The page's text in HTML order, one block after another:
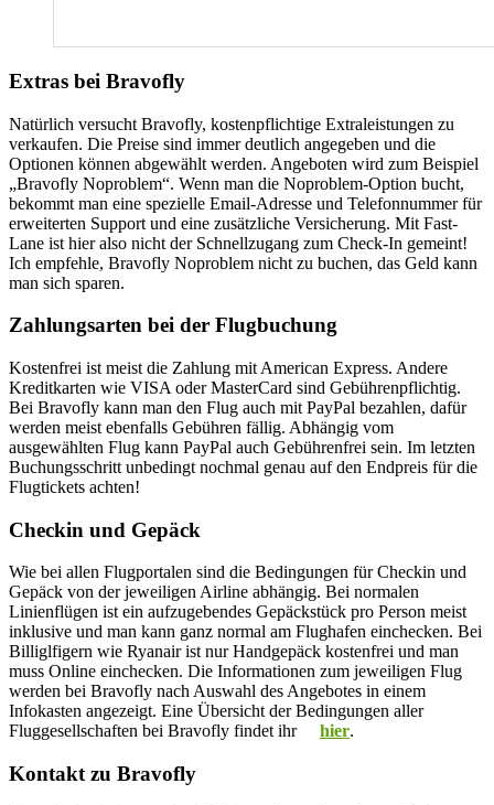
Extras bei Bravofly
Natürlich versucht Bravofly, kostenpflichtige Extraleistungen zu
verkaufen. Die Preise sind immer deutlich angegeben und die
Optionen können abgewählt werden. Angeboten wird zum Beispiel
„Bravofly Noproblem“. Wenn man die Noproblem-Option bucht,
bekommt man eine spezielle Email-Adresse und Telefonnummer für
erweiterten Support und eine zusätzliche Versicherung. Mit Fast-
Lane ist hier also nicht der Schnellzugang zum Check-In gemeint!
Ich empfehle, Bravofly Noproblem nicht zu buchen, das Geld kann
man sich sparen.
Zahlungsarten bei der Flugbuchung
Kostenfrei ist meist die Zahlung mit American Express. Andere
Kreditkarten wie VISA oder MasterCard sind Gebührenpflichtig.
Bei Bravofly kann man den Flug auch mit PayPal bezahlen, dafür
werden meist ebenfalls Gebühren fällig. Abhängig vom
ausgewählten Flug kann PayPal auch Gebührenfrei sein. Im letzten
Buchungsschritt unbedingt nochmal genau auf den Endpreis für die
Flugtickets achten!
Checkin und Gepäck
Wie bei allen Flugportalen sind die Bedingungen für Checkin und
Gepäck von der jeweiligen Airline abhängig. Bei normalen
Linienflügen ist ein aufzugebendes Gepäckstück pro Person meist
inklusive und man kann ganz normal am Flughafen einchecken. Bei
Billiglfigern wie Ryanair ist nur Handgepäck kostenfrei und man
muss Online einchecken. Die Informationen zum jeweiligen Flug
werden bei Bravofly nach Auswahl des Angebotes in einem
Infokasten angezeigt. Eine Übersicht der Bedingungen aller
Fluggesellschaften bei Bravofly findet ihr
hier.
Kontakt zu Bravofly